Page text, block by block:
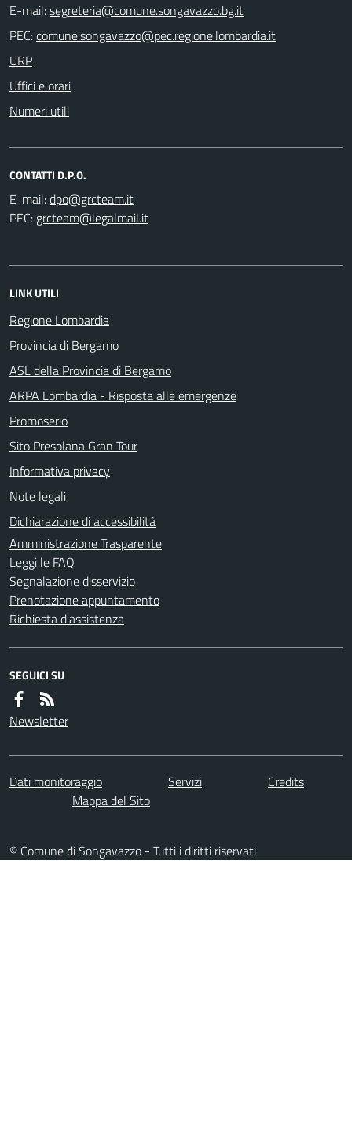
E-mail:
PEC:
URP
Uffici e orari
Numeri utili
CONTATTI D.P.O.
E-mail:
PEC:
LINK UTILI
Regione Lombardia
Provincia di Bergamo
ASL della Provincia di Bergamo
ARPA Lombardia - Risposta alle emergenze
Promoserio
Sito Presolana Gran Tour
Informativa privacy
Note legali
Dichiarazione di accessibilità
Amministrazione Trasparente
Leggi le FAQ
Segnalazione disservizio
Prenotazione appuntamento
Richiesta d'assistenza
SEGUICI SU
Newsletter
Dati monitoraggio Servizi
Credits
Mappa del Sito
© Comune di Songavazzo - Tutti i diritti riservati